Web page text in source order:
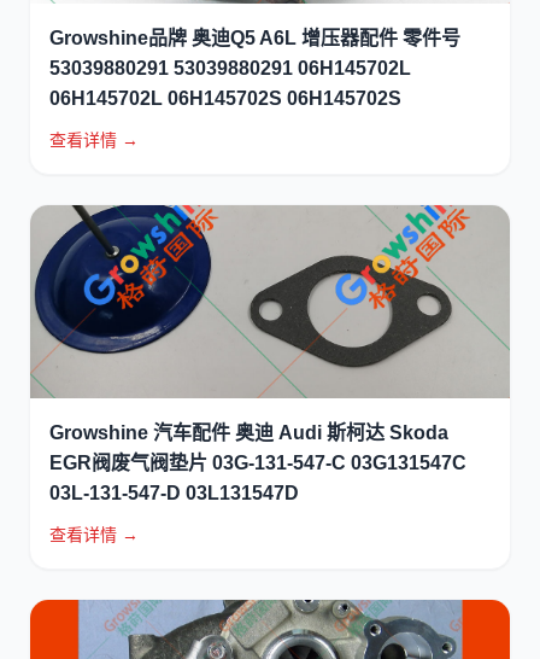
Growshine品牌 奥迪Q5 A6L 增压器配件 零件号
53039880291 53039880291 06H145702L
06H145702L 06H145702S 06H145702S
查看详情 →
Growshine 汽车配件 奥迪 Audi 斯柯达 Skoda
EGR阀废气阀垫片 03G-131-547-C 03G131547C
03L-131-547-D 03L131547D
查看详情 →